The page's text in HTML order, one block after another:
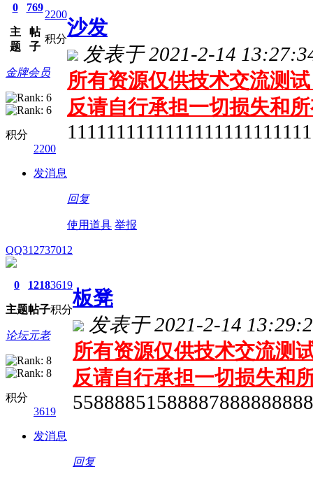
0
主
题
769
帖
子
2200
积分
金牌会员
积分
2200
发消息
沙发
发表于 2021-2-14
所有资源仅供技术交流测
反请自行承担一切损失和
回复
使用道具 举报
QQ312737012
0
主题
1218
帖子
3619
积分
论坛元老
积分
3619
发消息
板凳
发表于 2021-2-14
所有资源仅供技术交流测
反请自行承担一切损失和
回复